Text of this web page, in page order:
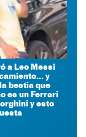
a Leo Messi
y
bestia que
es un Ferrari
y esto